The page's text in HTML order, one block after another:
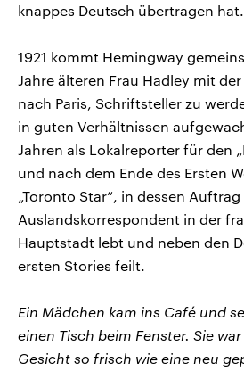
knappes Deutsch übertragen hat.
1921 kommt Hemingway
Jahre älteren Frau Hadley mit
nach Paris, Schriftsteller zu
in guten Verhältnissen
Jahren als Lokalreporter für den
und nach dem Ende des Ersten
„Toronto Star“, in dessen
Auslandskorrespondent in der
Hauptstadt lebt und neben den
ersten Stories feilt.
Ein Mädchen kam ins Café und
einen Tisch beim Fenster. Sie
Gesicht so frisch wie eine neu